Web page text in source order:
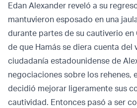
Edan Alexander reveló a su
mantuvieron esposado en una
durante partes de su cautiverio en
de que Hamás se diera cuenta del
ciudadanía estadounidense de
negociaciones sobre los rehenes,
decidió mejorar ligeramente sus
cautividad. Entonces pasó a ser